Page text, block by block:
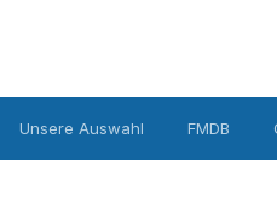
Unsere Auswahl FMDB